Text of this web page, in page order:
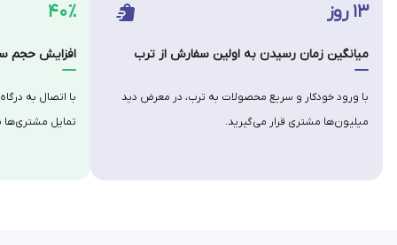
۴۰٪
افزایش حجم
با اتصال به
تمایل
۱۳ روز
میانگین زمان رسیدن به اولین سفارش از ترب
با ورود خودکار و سریع محصولات به ترب، در معرض دید
میلیون‌ها مشتری قرار می‌گیرید.